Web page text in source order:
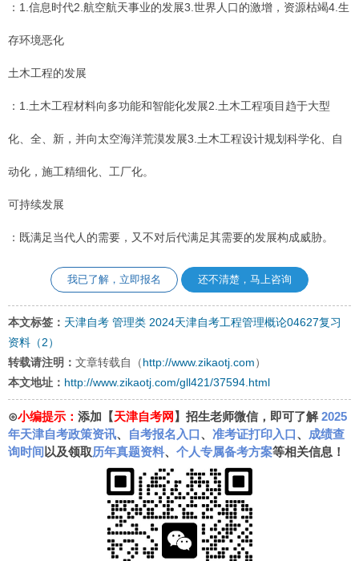
：1.信息时代2.航空航天事业的发展3.世界人口的激增，资源枯竭4.生
存环境恶化
土木工程的发展
：1.土木工程材料向多功能和智能化发展2.土木工程项目趋于大型
化、全、新，并向太空海洋荒漠发展3.土木工程设计规划科学化、自
动化，施工精细化、工厂化。
可持续发展
：既满足当代人的需要，又不对后代满足其需要的发展构成威胁。
我已了解，立即报名 还不清楚，马上咨询
本文标签： 天津自考 管理类 2024天津自考工程管理概论04627复习
资料（2）
转载请注明： 文章转载自（ http://www.zikaotj.com ）
本文地址： http://www.zikaotj.com/gll421/37594.html
⊙小编提示： 添加【天津自考网 】招生老师微信，即可了解2025
年天津自考政策资讯、 自考报名入口、 准考证打印入口、 成绩查
询时间 以及领取历年真题资料、 个人专属备考方案等相关信息！